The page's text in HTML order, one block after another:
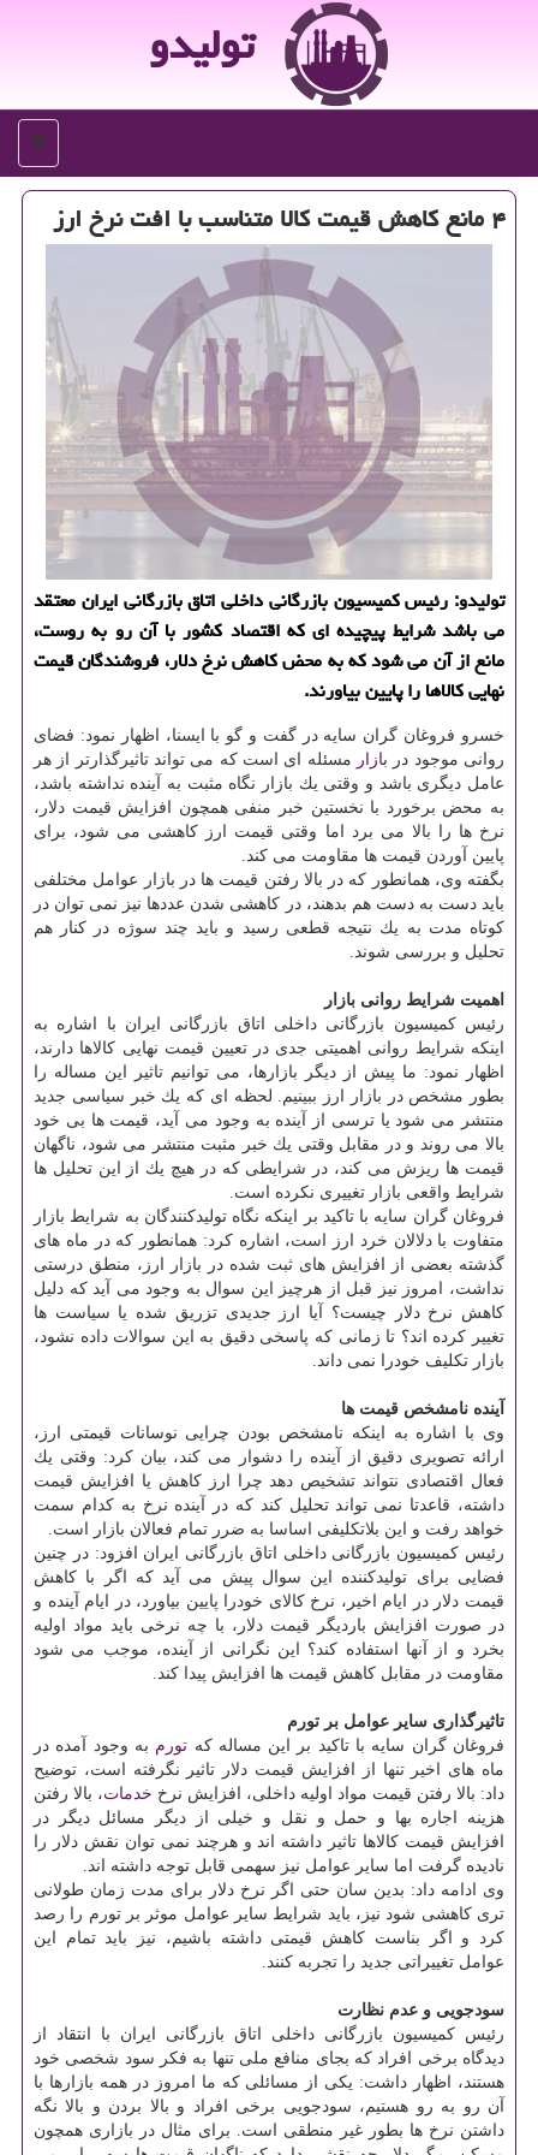
تولیدو
منو
۴ مانع كاهش قیمت كالا متناسب با افت نرخ ارز
تولیدو: رئیس كمیسیون بازرگانی داخلی اتاق بازرگانی ایران معتقد
می باشد شرایط پیچیده ای كه اقتصاد كشور با آن رو به روست،
مانع از آن می شود كه به محض كاهش نرخ دلار، فروشندگان قیمت
نهایی كالاها را پایین بیاورند.
خسرو فروغان گران سایه در گفت و گو با ایسنا، اظهار نمود: فضای
روانی موجود در بازار مسئله ای است كه می تواند تاثیرگذارتر از هر
عامل دیگری باشد و وقتی یك بازار نگاه مثبت به آینده نداشته باشد،
به محض برخورد با نخستین خبر منفی همچون افزایش قیمت دلار،
نرخ ها را بالا می برد اما وقتی قیمت ارز كاهشی می شود، برای
پایین آوردن قیمت ها مقاومت می كند.
بگفته وی، همانطور كه در بالا رفتن قیمت ها در بازار عوامل مختلفی
باید دست به دست هم بدهند، در كاهشی شدن عددها نیز نمی توان در
كوتاه مدت به یك نتیجه قطعی رسید و باید چند سوژه در كنار هم
تحلیل و بررسی شوند.
اهمیت شرایط روانی بازار
رئیس كمیسیون بازرگانی داخلی اتاق بازرگانی ایران با اشاره به
اینكه شرایط روانی اهمیتی جدی در تعیین قیمت نهایی كالاها دارند،
اظهار نمود: ما پیش از دیگر بازارها، می توانیم تاثیر این مساله را
بطور مشخص در بازار ارز ببینیم. لحظه ای كه یك خبر سیاسی جدید
منتشر می شود یا ترسی از آینده به وجود می آید، قیمت ها بی خود
بالا می روند و در مقابل وقتی یك خبر مثبت منتشر می شود، ناگهان
قیمت ها ریزش می كند، در شرایطی كه در هیچ یك از این تحلیل ها
شرایط واقعی بازار تغییری نكرده است.
فروغان گران سایه با تاكید بر اینكه نگاه تولیدكنندگان به شرایط بازار
متفاوت با دلالان خرد ارز است، اشاره كرد: همانطور كه در ماه های
گذشته بعضی از افزایش های ثبت شده در بازار ارز، منطق درستی
نداشت، امروز نیز قبل از هرچیز این سوال به وجود می آید كه دلیل
كاهش نرخ دلار چیست؟ آیا ارز جدیدی تزریق شده یا سیاست ها
تغییر كرده اند؟ تا زمانی كه پاسخی دقیق به این سوالات داده نشود،
بازار تكلیف خودرا نمی داند.
آینده نامشخص قیمت ها
وی با اشاره به اینكه نامشخص بودن چرایی نوسانات قیمتی ارز،
ارائه تصویری دقیق از آینده را دشوار می كند، بیان كرد: وقتی یك
فعال اقتصادی نتواند تشخیص دهد چرا ارز كاهش یا افزایش قیمت
داشته، قاعدتا نمی تواند تحلیل كند كه در آینده نرخ به كدام سمت
خواهد رفت و این بلاتكلیفی اساسا به ضرر تمام فعالان بازار است.
رئیس كمیسیون بازرگانی داخلی اتاق بازرگانی ایران افزود: در چنین
فضایی برای تولیدكننده این سوال پیش می آید كه اگر با كاهش
قیمت دلار در ایام اخیر، نرخ كالای خودرا پایین بیاورد، در ایام آینده و
در صورت افزایش باردیگر قیمت دلار، با چه نرخی باید مواد اولیه
بخرد و از آنها استفاده كند؟ این نگرانی از آینده، موجب می شود
مقاومت در مقابل كاهش قیمت ها افزایش پیدا كند.
تاثیرگذاری سایر عوامل بر تورم
فروغان گران سایه با تاكید بر این مساله كه تورم به وجود آمده در
ماه های اخیر تنها از افزایش قیمت دلار تاثیر نگرفته است، توضیح
داد: بالا رفتن قیمت مواد اولیه داخلی، افزایش نرخ خدمات، بالا رفتن
هزینه اجاره بها و حمل و نقل و خیلی از دیگر مسائل دیگر در
افزایش قیمت كالاها تاثیر داشته اند و هرچند نمی توان نقش دلار را
نادیده گرفت اما سایر عوامل نیز سهمی قابل توجه داشته اند.
وی ادامه داد: بدین سان حتی اگر نرخ دلار برای مدت زمان طولانی
تری كاهشی شود نیز، باید شرایط سایر عوامل موثر بر تورم را رصد
كرد و اگر بناست كاهش قیمتی داشته باشیم، نیز باید تمام این
عوامل تغییراتی جدید را تجربه كنند.
سودجویی و عدم نظارت
رئیس كمیسیون بازرگانی داخلی اتاق بازرگانی ایران با انتقاد از
دیدگاه برخی افراد كه بجای منافع ملی تنها به فكر سود شخصی خود
هستند، اظهار داشت: یكی از مسائلی كه ما امروز در همه بازارها با
آن رو به رو هستیم، سودجویی برخی افراد و بالا بردن و بالا نگه
داشتن نرخ ها بطور غیر منطقی است. برای مثال در بازاری همچون